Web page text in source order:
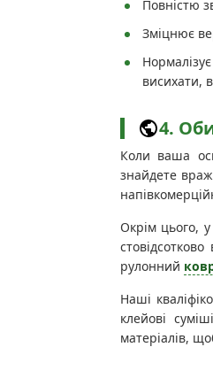
Повністю
Зміцнює
висихати,
4.
Коли ваша
знайдете
Окрім цього,
рулонний
Наші
клейові
матеріалів,